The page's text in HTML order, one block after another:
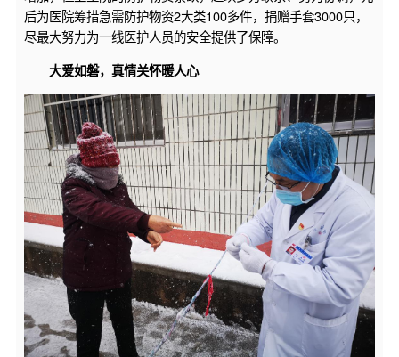
后为医院筹措急需防护物资2大类100多件，捐赠手套3000只，
尽最大努力为一线医护人员的安全提供了保障。
大爱如磐， 真情关怀暖人心